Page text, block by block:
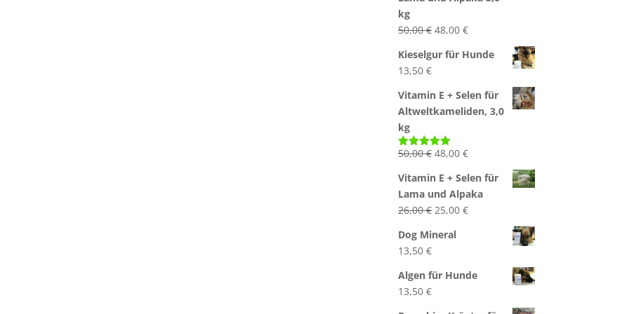
50,00 €48,00 €.
kg
50,00€ Ursprünglicher
war:
48,00€Aktueller
ist:
Kieselgur für Hunde
13,50€
Vitamin E + Selen für
Altweltkameliden, 3,0
kg
Bewertet
von 5
50,00€ Ursprünglicher
war:
50,00 €
48,00€Aktueller
ist:
48,00 €.
Vitamin E + Selen für
Lama und Alpaka
26,00€ Ursprünglicher
war:
25,00€Aktueller
Dog Mineral
13,50€
Algen für Hunde
13,50€